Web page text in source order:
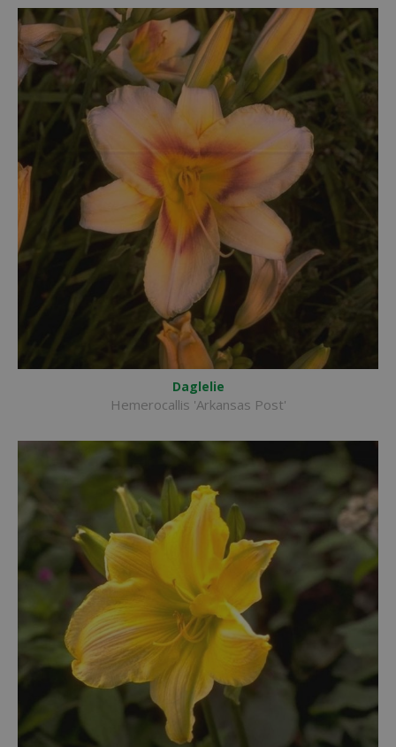
Daglelie
Hemerocallis 'Arkansas Post'